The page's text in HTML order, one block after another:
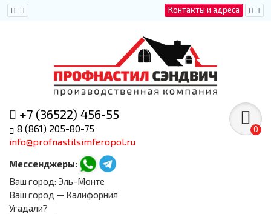
Контакты и адреса
+7 (36522) 456-55
8 (861) 205-80-75
info@profnastilsimferopol.ru
Мессенджеры:
0
Ваш город: Эль-Монте
Ваш город — Калифорния
Угадали?